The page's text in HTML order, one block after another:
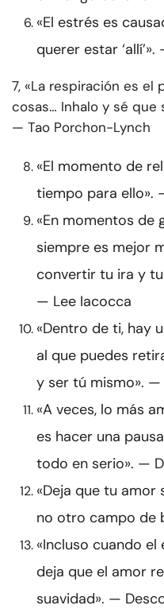
«El estrés es
querer estar
7, «La respiración es
cosas… Inhalo y sé que
— Tao Porchon-Lynch
«El momento de
tiempo para ello».
«En momentos de
siempre es mejor
convertir tu ira y
— Lee Iacocca
«Dentro de ti, hay
al que puedes
y ser tú mismo». —
«A veces, lo más
es hacer una
todo en serio». —
«Deja que tu amor
no otro campo de
«Incluso cuando el
deja que el amor
suavidad». —